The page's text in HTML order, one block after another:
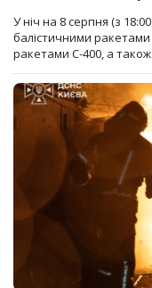
У ніч на 8 серпня (з
балістичними
ракетами С-400, а